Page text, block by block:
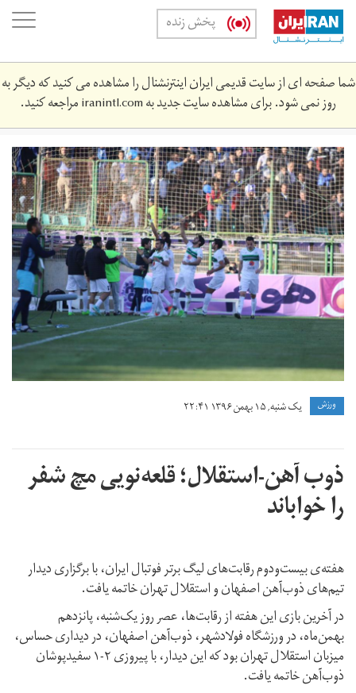
Skip
main
content
پخش زنده
شما صفحه ای از سایت قدیمی ایران اینترنشنال را مشاهده می کنید که دیگر به
روز نمی شود. برای مشاهده سایت جدید بهiranintl.comمراجعه کنید.
105010095_130807319cceac.jpg
ورزش یک شنبه, ۱۵ بهمن ۱۳۹۶ ۲۲:۴۱
ذوب آهن-استقلال؛ قلعه‌نویی مچ شفر
را خواباند
هفته‌ی بیست‌ودوم رقابت‌های لیگ برتر فوتبال ایران، با برگزاری دیدار
تیم‌های ذوب‌آهن اصفهان و استقلال تهران خاتمه یافت.
در آخرین بازی این هفته از رقابت‌ها، عصر روز یک‌شنبه، پانزدهم
بهمن‌ماه، در ورزشگاه فولادشهر، ذوب‌آهن اصفهان، در دیداری حساس،
میزبان استقلال تهران بود که این دیدار، با پیروزی ۲-۱ سفیدپوشان
ذوب‌آهن خاتمه یافت.